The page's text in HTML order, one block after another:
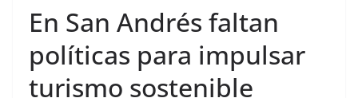
En San Andrés faltan
políticas para impulsar
turismo sostenible